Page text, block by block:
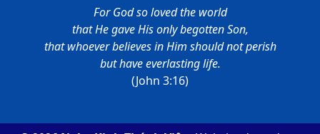
Gióp - Chương 38
Gióp - Chương 39
Gióp - Chương 40
For God so loved the world
that He gave His only begotten Son,
that whoever believes in Him should not perish
but have everlasting life.
(John 3:16)